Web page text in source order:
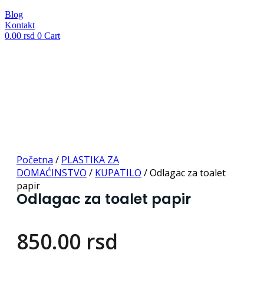
Blog
Kontakt
0.00 rsd 0 Cart
Početna / PLASTIKA ZA
DOMAĆINSTVO / KUPATILO / Odlagac za toalet
papir
Odlagac za toalet papir
850.00 rsd